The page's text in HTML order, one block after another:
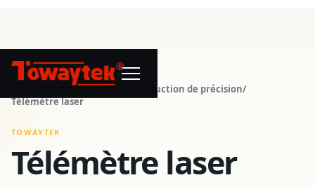
®
Centre produits Construction de précision/
Télémètre laser
TOWAYTEK
Télémètre laser